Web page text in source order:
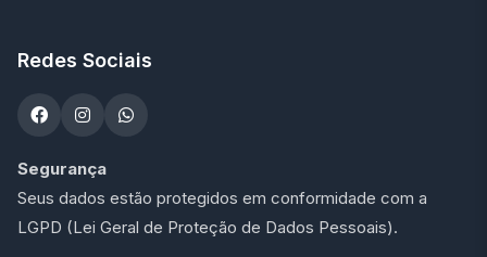
Redes Sociais
Segurança
Seus dados estão protegidos em conformidade com a
LGPD (Lei Geral de Proteção de Dados Pessoais).